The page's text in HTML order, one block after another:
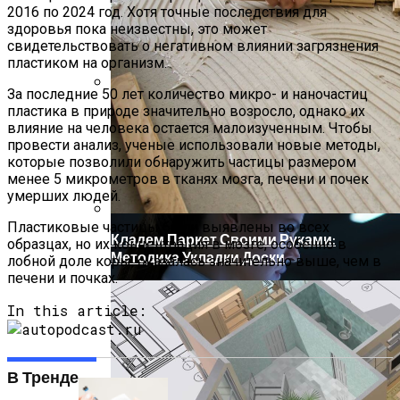
Новый Метод Сканирования Мозга
Помогает Выявить Причины
Депрессии
Кладем Паркет Своими Руками:
Методика Укладки Доски
2016 по 2024 год. Хотя точные последствия для
здоровья пока неизвестны, это может
свидетельствовать о негативном влиянии загрязнения
пластиком на организм.
За последние 50 лет количество микро- и наночастиц
пластика в природе значительно возросло, однако их
влияние на человека остается малоизученным. Чтобы
провести анализ, ученые использовали новые методы,
которые позволили обнаружить частицы размером
менее 5 микрометров в тканях мозга, печени и почек
умерших людей.
Пластиковые частицы были выявлены во всех
образцах, но их концентрация в мозге, особенно в
лобной доле коры, оказалась значительно выше, чем в
печени и почках.
In this article:
В Тренде